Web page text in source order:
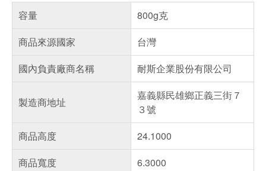
容量
800g克
商品來源國家
台灣
國內負責廠商名稱
耐斯企業股份有限公司
製造商地址
嘉義縣民雄鄉正義三街７
３號
商品高度
24.1000
商品寬度
6.3000